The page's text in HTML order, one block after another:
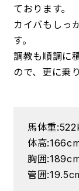
ております。
カイバもしっ
す。
調教も順調に
ので、更に乗
馬体重
体高
胸囲
管囲